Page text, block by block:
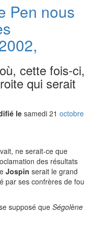
Pen nous
cette fois-ci,
qui serait
le samedi 21 octobre
ne serait-ce que
des résultats
Jospin serait le grand
par ses confrères de fou
supposé que Ségolène